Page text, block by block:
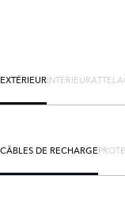
EXTÉRIEURINTÉRIEUR
CÂBLES DE RECHARGE